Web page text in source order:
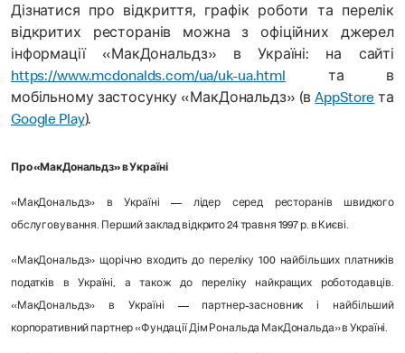
Дізнатися про відкриття, графік роботи та перелік
відкритих ресторанів можна з офіційних джерел
інформації «МакДональдз» в Україні: на сайті
https://www.mcdonalds.com/ua/uk-ua.html та в
мобільному застосунку «МакДональдз» (вAppStore та
Google Play).
Про «МакДональдз» в Україні
«МакДональдз» в Україні — лідер серед ресторанів швидкого
обслуговування. Перший заклад відкрито 24 травня 1997 р. в Києві.
«МакДональдз» щорічно входить до переліку 100 найбільших платників
податків в Україні, а також до переліку найкращих роботодавців.
«МакДональдз» в Україні — партнер-засновник і найбільший
корпоративний партнер «Фундації Дім Рональда МакДональда» в Україні.